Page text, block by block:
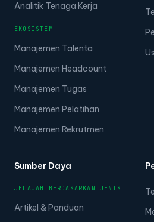
Analitik Tenaga Kerja
EKOSISTEM
Manajemen Talenta
Manajemen Headcount
Manajemen Tugas
Manajemen Pelatihan
Manajemen Rekrutmen
Sumber Daya
JELAJAH BERDASARKAN JENIS
Artikel & Panduan